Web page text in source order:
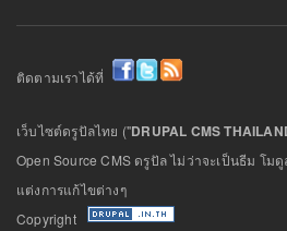
ติดตามเราได้ที่
เว็บไซต์ดรูปัลไทย ("DRUPAL CMS
Open Source CMS ดรูปัล ไม่ว่าจะเป็นธีม โม
แต่งการแก้ไขต่างๆ
Copyright